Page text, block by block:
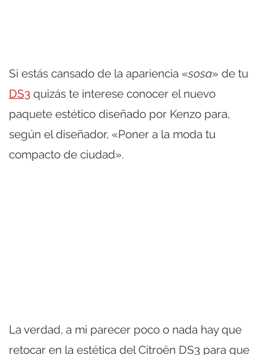
Si estás cansado de la apariencia «sosa» de tu
DS3 quizás te interese conocer el nuevo
paquete estético diseñado por Kenzo para,
según el diseñador, «Poner a la moda tu
compacto de ciudad».
La verdad, a mi parecer poco o nada hay que
retocar en la estética del Citroën DS3 para que